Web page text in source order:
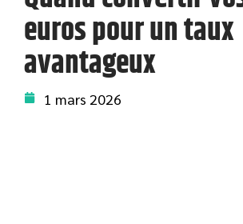
euros pour un taux
avantageux
1 mars 2026